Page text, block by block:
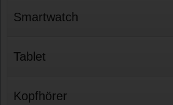
Smartwatch
Tablet
Kopfhörer